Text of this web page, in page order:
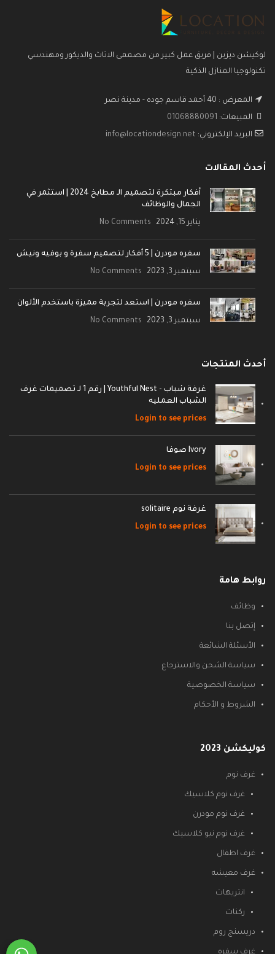
لوكيشن ديزين | فريق عمل كبير من مصممى الاثاث والديكور ومهندسي
تكنولوجيا المنازل الذكية
المعرض : 40 أحمد قاسم جوده - مدينة نصر
المبيعات: 01068880091
البريد الإلكتروني: info@locationdesign.net
أحدث المقالات
أفكار مبتكرة لتصميم الـ مطابخ 2024 | استثمر في
الجمال والوظائف
يناير 15, 2024 No Comments
سفره مودرن | 5 أفكار لتصميم سفرة و بوفيه ونيش
سبتمبر 3, 2023 No Comments
سفره مودرن | استعد لتجربة مميزة باستخدم الألوان
سبتمبر 3, 2023 No Comments
أحدث المنتجات
غرفة شباب - Youthful Nest | رقم 1 لـ تصميمات غرف
الشباب العمليه
Login to see prices
Ivory صوفا
Login to see prices
غرفة نوم solitaire
Login to see prices
روابط هامة
وظائف
إتصل بنا
الأسئلة الشائعة
سياسة الشحن والاسترجاع
سياسة الخصوصية
الشروط و الأحكام
كوليكشن 2023
غرف نوم
غرف نوم كلاسيك
غرف نوم مودرن
غرف نوم نيو كلاسيك
غرف اطفال
غرف معيشه
انتريهات
ركنات
دريسنج روم
غرف سفره